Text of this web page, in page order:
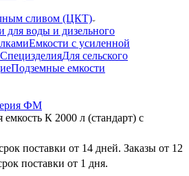
сливом (ЦКТ)
для воды и дизельного
Емкости с усиленной
СпецизделияДля сельского
Подземные емкости
ФМ
емкость К 2000 л (стандарт) с
поставки от 14 дней. Заказы от 12
поставки от 1 дня.